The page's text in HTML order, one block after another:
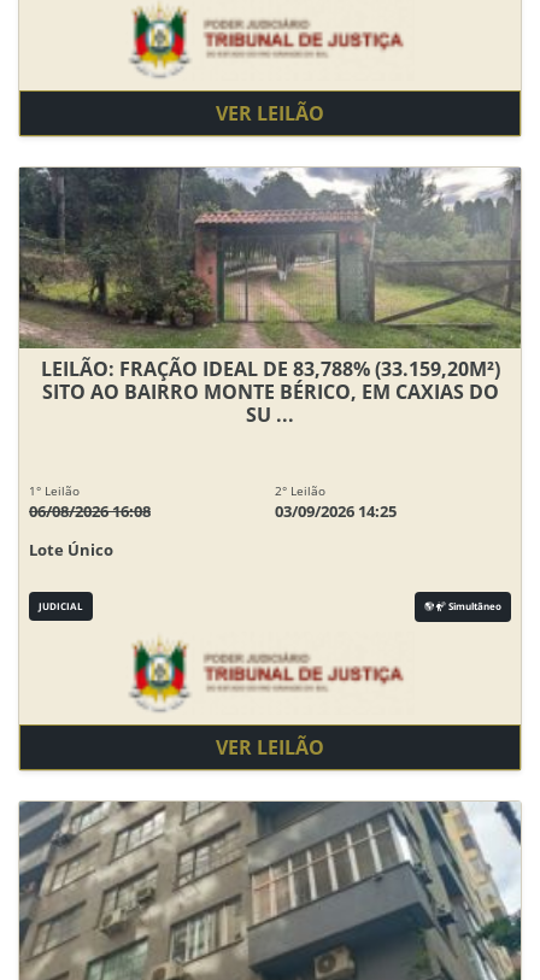
VER LEILÃO
LEILÃO: FRAÇÃO IDEAL DE 83,788% (33.159,20M²)
SITO AO BAIRRO MONTE BÉRICO, EM CAXIAS DO
SU ...
1° Leilão
06/08/2026 16:08
2° Leilão
03/09/2026 14:25
Lote Único
JUDICIAL Simultâneo
VER LEILÃO